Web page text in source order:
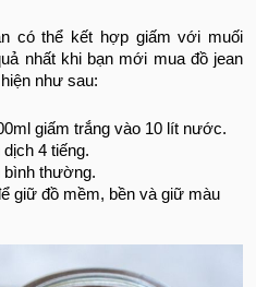
có thể kết hợp giấm với muối
nhất khi bạn mới mua đồ jean
như sau:
giấm trắng vào 10 lít nước.
4 tiếng.
bình thường.
giữ đồ mềm, bền và giữ màu